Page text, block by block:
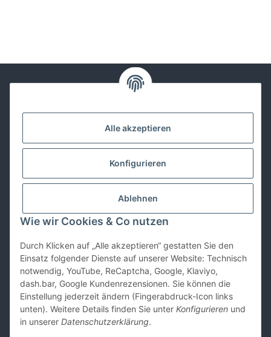
Alle akzeptieren
Konfigurieren
Ablehnen
Wie wir Cookies & Co nutzen
Durch Klicken auf „Alle akzeptieren“ gestatten Sie den
Einsatz folgender Dienste auf unserer Website: Technisch
notwendig, YouTube, ReCaptcha, Google, Klaviyo,
dash.bar, Google Kundenrezensionen. Sie können die
Einstellung jederzeit ändern (Fingerabdruck-Icon links
unten). Weitere Details finden Sie unter Konfigurieren und
in unserer Datenschutzerklärung.
Lackwissen
Vertrag widerrufen
* Alle Preise inkl. gesetzlicher USt., zzgl.Versand